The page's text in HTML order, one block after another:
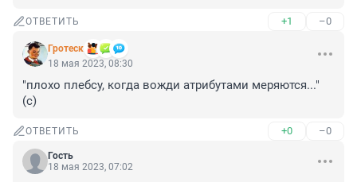
ОТВЕТИТЬ +1 –0
Гротеск
18 мая 2023, 08:30
"плохо плебсу, когда вожди атрибутами меряются..."
(с)
ОТВЕТИТЬ +0 –0
Гость
18 мая 2023, 07:02